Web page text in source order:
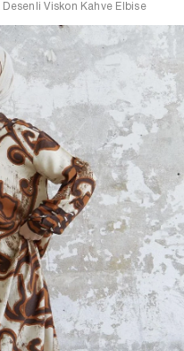
Desenli Viskon Kahve Elbise